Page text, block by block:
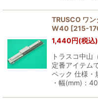
TRUSCO ワ
W40 [215-
1,440円(税込)
トラスコ中山
定番アイテム
ペック 仕様・
・幅(mm)：